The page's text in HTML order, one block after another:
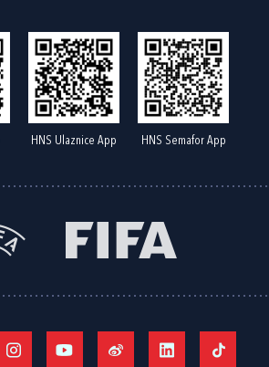
HNS Ulaznice App HNS Semafor App